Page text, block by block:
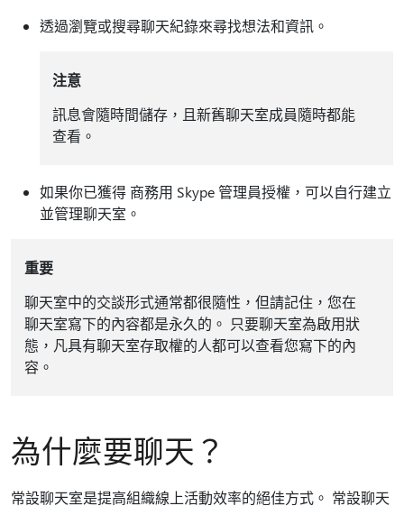
透過瀏覽或搜尋聊天紀錄來尋找想法和資訊。
注意
訊息會隨時間儲存，且新舊聊天室成員隨時都能
查看。
如果你已獲得 商務用 Skype 管理員授權，可以自行建立
並管理聊天室。
重要
聊天室中的交談形式通常都很隨性，但請記住，您在
聊天室寫下的內容都是永久的。 只要聊天室為啟用狀
態，凡具有聊天室存取權的人都可以查看您寫下的內
容。
為什麼要聊天？
常設聊天室是提高組織線上活動效率的絕佳方式。 常設聊天